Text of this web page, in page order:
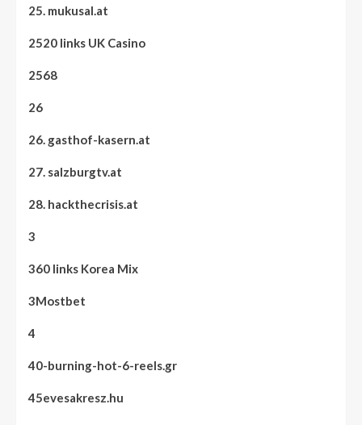
25. mukusal.at
2520 links UK Casino
2568
26
26. gasthof-kasern.at
27. salzburgtv.at
28. hackthecrisis.at
3
360 links Korea Mix
3Mostbet
4
40-burning-hot-6-reels.gr
45evesakresz.hu